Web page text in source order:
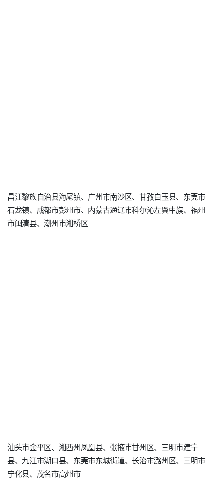
昌江黎族自治县海尾镇、广州市南沙区、甘孜白玉县、东莞市
石龙镇、成都市彭州市、内蒙古通辽市科尔沁左翼中旗、福州
市闽清县、潮州市湘桥区
汕头市金平区、湘西州凤凰县、张掖市甘州区、三明市建宁
县、九江市湖口县、东莞市东城街道、长治市潞州区、三明市
宁化县、茂名市高州市